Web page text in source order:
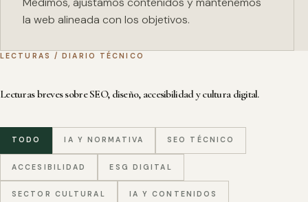
la web alineada con los objetivos.
LECTURAS / DIARIO TÉCNICO
Lecturas breves sobre SEO, diseño, accesibilidad y cultura digital.
TODO IA Y NORMATIVA SEO TÉCNICO
ACCESIBILIDAD ESG DIGITAL
SECTOR CULTURAL IA Y CONTENIDOS